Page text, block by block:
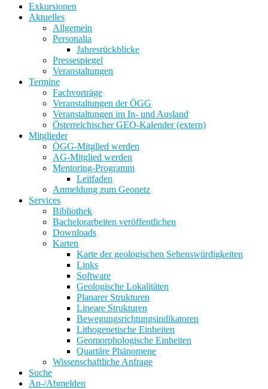
Exkursionen
Aktuelles
Allgemein
Personalia
Jahresrückblicke
Pressespiegel
Veranstaltungen
Termine
Fachvorträge
Veranstaltungen der ÖGG
Veranstaltungen im In- und Ausland
Österreichischer GEO-Kalender (extern)
Mitglieder
ÖGG-Mitglied werden
AG-Mitglied werden
Mentoring-Programm
Leitfaden
Anmeldung zum Geonetz
Services
Bibliothek
Bachelorarbeiten veröffentlichen
Downloads
Karten
Karte der geologischen Sehenswürdigkeiten
Links
Software
Geologische Lokalitäten
Planarer Strukturen
Lineare Strukturen
Bewegungsrichtungsindikatoren
Lithogenetische Einheiten
Geomorphologische Einheiten
Quartäre Phänomene
Wissenschaftliche Anfrage
Suche
An-/Abmelden